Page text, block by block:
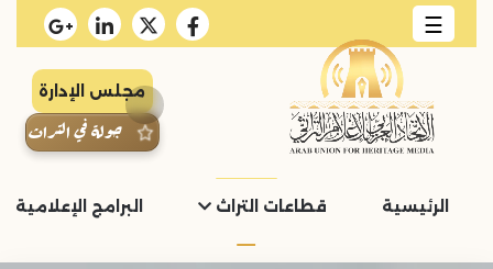
☰
مجلس الإدارة
جولة في التراث
الرئيسية قطاعات التراث البرامج الإعلامية